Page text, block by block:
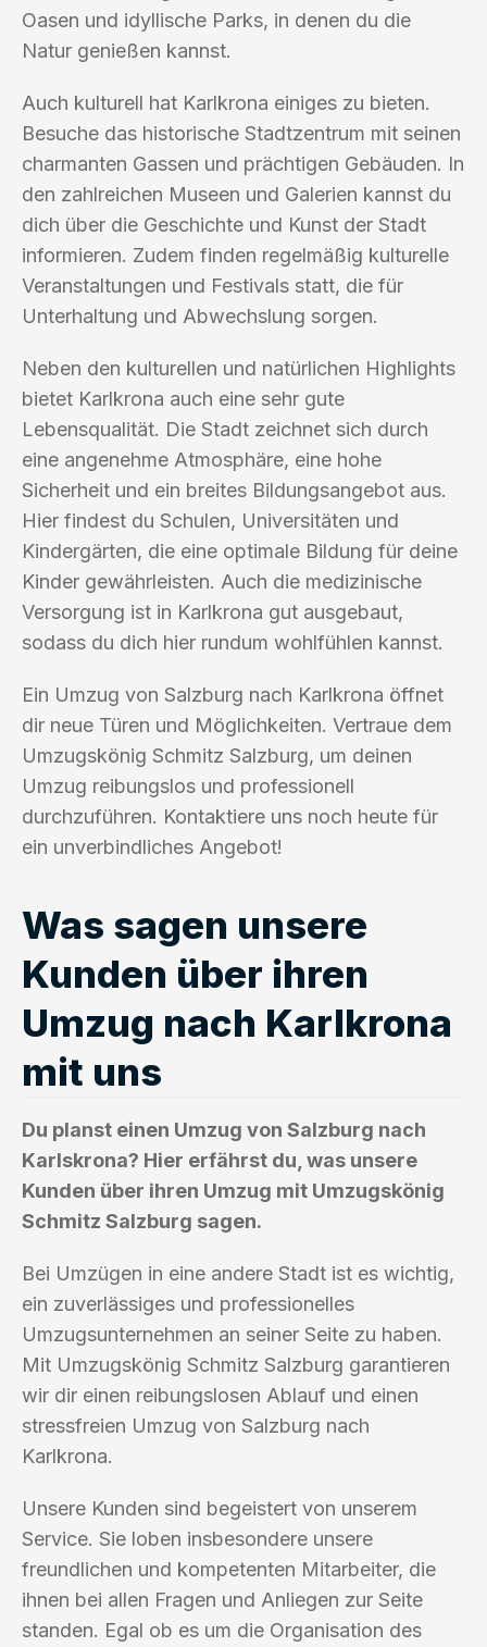
Oasen und idyllische Parks, in denen du die
Natur genießen kannst.
Auch kulturell hat Karlkrona einiges zu bieten.
Besuche das historische Stadtzentrum mit seinen
charmanten Gassen und prächtigen Gebäuden. In
den zahlreichen Museen und Galerien kannst du
dich über die Geschichte und Kunst der Stadt
informieren. Zudem finden regelmäßig kulturelle
Veranstaltungen und Festivals statt, die für
Unterhaltung und Abwechslung sorgen.
Neben den kulturellen und natürlichen Highlights
bietet Karlkrona auch eine sehr gute
Lebensqualität. Die Stadt zeichnet sich durch
eine angenehme Atmosphäre, eine hohe
Sicherheit und ein breites Bildungsangebot aus.
Hier findest du Schulen, Universitäten und
Kindergärten, die eine optimale Bildung für deine
Kinder gewährleisten. Auch die medizinische
Versorgung ist in Karlkrona gut ausgebaut,
sodass du dich hier rundum wohlfühlen kannst.
Ein Umzug von Salzburg nach Karlkrona öffnet
dir neue Türen und Möglichkeiten. Vertraue dem
Umzugskönig Schmitz Salzburg, um deinen
Umzug reibungslos und professionell
durchzuführen. Kontaktiere uns noch heute für
ein unverbindliches Angebot!
Was sagen unsere
Kunden über ihren
Umzug nach Karlkrona
mit uns
Du planst einen Umzug von Salzburg nach
Karlskrona? Hier erfährst du, was unsere
Kunden über ihren Umzug mit Umzugskönig
Schmitz Salzburg sagen.
Bei Umzügen in eine andere Stadt ist es wichtig,
ein zuverlässiges und professionelles
Umzugsunternehmen an seiner Seite zu haben.
Mit Umzugskönig Schmitz Salzburg garantieren
wir dir einen reibungslosen Ablauf und einen
stressfreien Umzug von Salzburg nach
Karlkrona.
Unsere Kunden sind begeistert von unserem
Service. Sie loben insbesondere unsere
freundlichen und kompetenten Mitarbeiter, die
ihnen bei allen Fragen und Anliegen zur Seite
standen. Egal ob es um die Organisation des